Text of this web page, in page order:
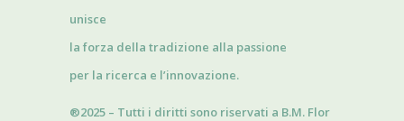
unisce
la forza della tradizione alla passione
per la ricerca e l’innovazione.
®2025 – Tutti i diritti sono riservati a B.M. Flor